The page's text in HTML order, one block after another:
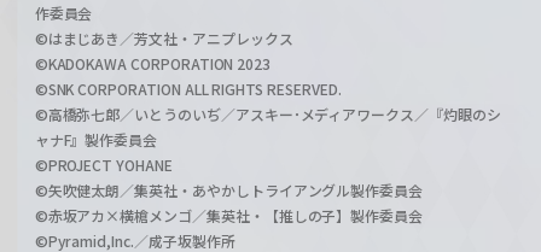
作委員会
©はまじあき／芳文社・アニプレックス
©KADOKAWA CORPORATION 2023
©SNK CORPORATION ALL RIGHTS RESERVED.
©高橋弥七郎／いとうのいぢ／アスキー･メディアワークス／『灼眼のシ
ャナF』製作委員会
©PROJECT YOHANE
©矢吹健太朗／集英社・あやかしトライアングル製作委員会
©赤坂アカ×横槍メンゴ／集英社・【推しの子】製作委員会
©Pyramid,Inc.／成子坂製作所